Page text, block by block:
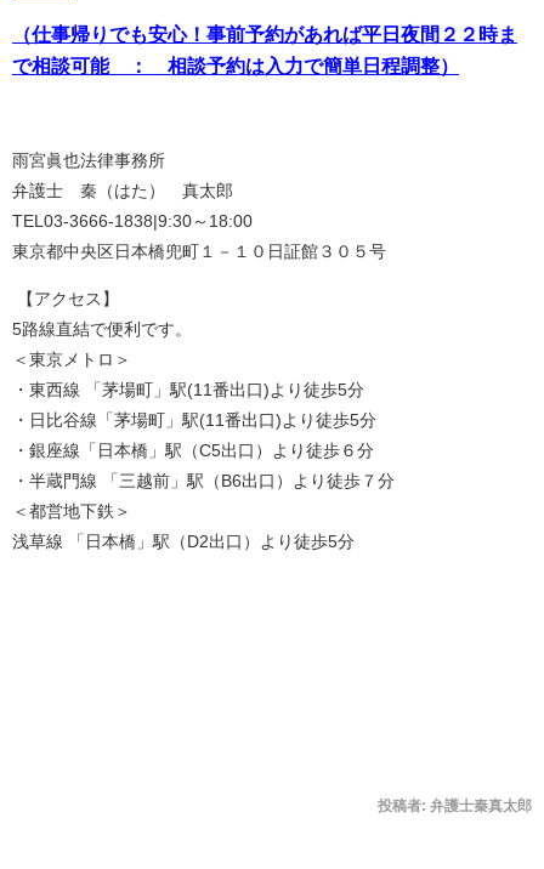
（仕事帰りでも安心！事前予約があれば平日夜間２２時ま
で相談可能 ： 相談予約は入力で簡単日程調整）
雨宮眞也法律事務所
弁護士 秦（はた） 真太郎
TEL03-3666-1838|9:30～18:00
東京都中央区日本橋兜町１－１０日証館３０５号
【アクセス】
5路線直結で便利です。
＜東京メトロ＞
・東西線 「茅場町」駅(11番出口)より徒歩5分
・日比谷線「茅場町」駅(11番出口)より徒歩5分
・銀座線「日本橋」駅（C5出口）より徒歩６分
・半蔵門線 「三越前」駅（B6出口）より徒歩７分
＜都営地下鉄＞
浅草線 「日本橋」駅（D2出口）より徒歩5分
投稿者: 弁護士秦真太郎